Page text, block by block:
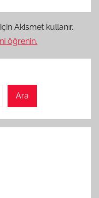
Akismet kullanır.
öğrenin.
Ara